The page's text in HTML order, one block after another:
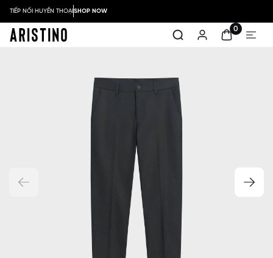
TIẾP NỐI HUYỀN THOẠISHOP NOW
0